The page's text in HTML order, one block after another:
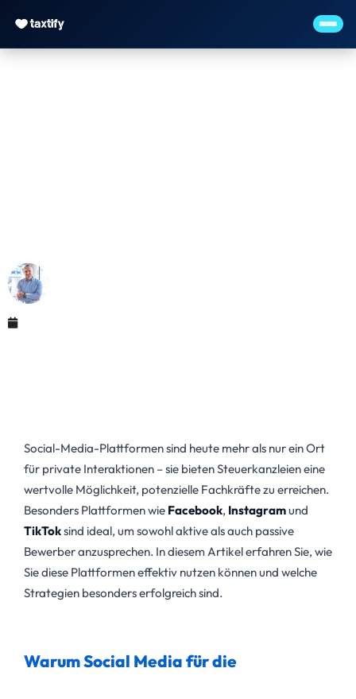
Social-Media-Plattformen sind heute mehr als nur ein Ort
für private Interaktionen – sie bieten Steuerkanzleien eine
wertvolle Möglichkeit, potenzielle Fachkräfte zu erreichen.
Besonders Plattformen wie Facebook, Instagramund
TikToksind ideal, um sowohl aktive als auch passive
Bewerber anzusprechen. In diesem Artikel erfahren Sie, wie
Sie diese Plattformen effektiv nutzen können und welche
Strategien besonders erfolgreich sind.
Warum Social Media für die